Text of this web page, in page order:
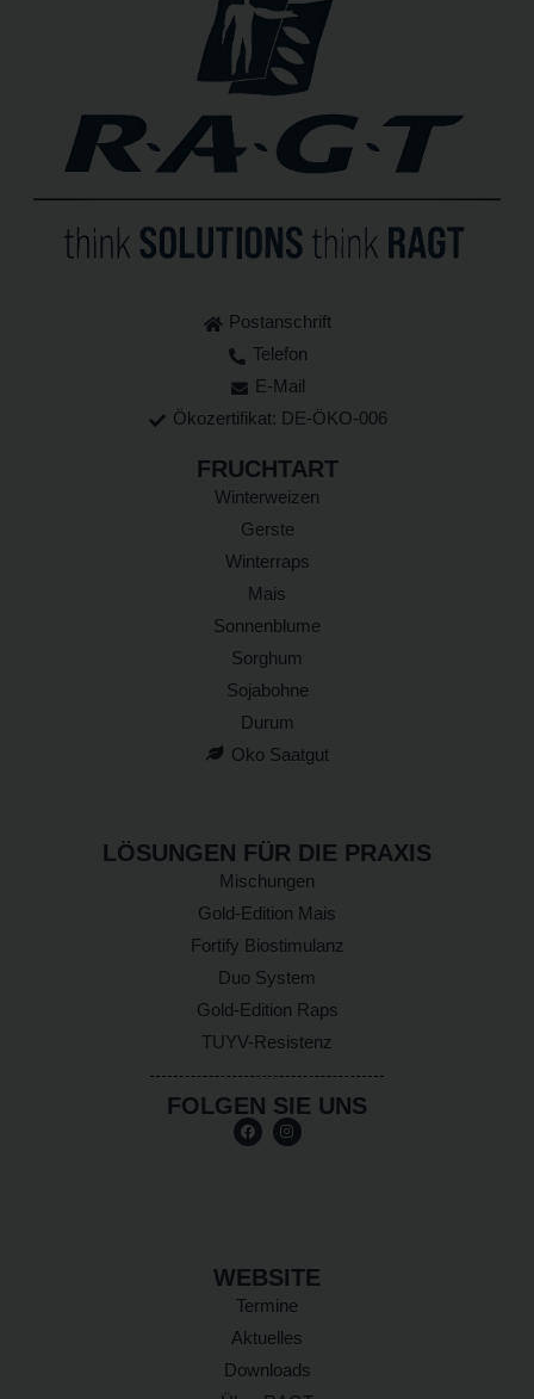
Postanschrift
Telefon
E-Mail
Ökozertifikat: DE-ÖKO-006
FRUCHTART
Winterweizen
Gerste
Winterraps
Mais
Sonnenblume
Sorghum
Sojabohne
Durum
Oko Saatgut
LÖSUNGEN FÜR DIE PRAXIS
Mischungen
Gold-Edition Mais
Fortify Biostimulanz
Duo System
Gold-Edition Raps
TUYV-Resistenz
FOLGEN SIE UNS
WEBSITE
Termine
Aktuelles
Downloads